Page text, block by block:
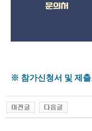
※ 참가신청서 및 제